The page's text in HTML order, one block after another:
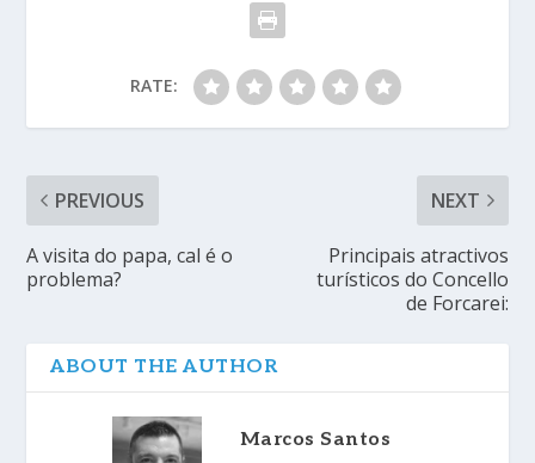
RATE:
PREVIOUS
A visita do papa, cal é o
problema?
NEXT
Principais atractivos
turísticos do Concello
de Forcarei:
ABOUT THE AUTHOR
Marcos Santos